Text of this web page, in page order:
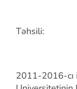
Təhsili:
2011-2016-cı